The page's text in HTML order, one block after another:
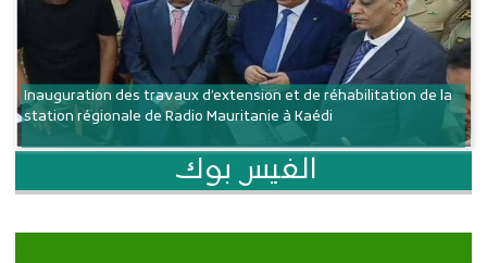
Inauguration des travaux d’extension et de réhabilitation de la
station régionale de Radio Mauritanie à Kaédi
الفيس بوك